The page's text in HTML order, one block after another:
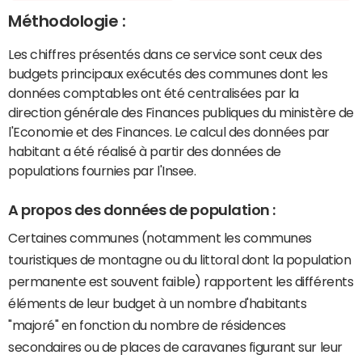
Méthodologie :
Les chiffres présentés dans ce service sont ceux des
budgets principaux exécutés des communes dont les
données comptables ont été centralisées par la
direction générale des Finances publiques du ministère de
l'Economie et des Finances. Le calcul des données par
habitant a été réalisé à partir des données de
populations fournies par l'Insee.
A propos des données de population :
Certaines communes (notamment les communes
touristiques de montagne ou du littoral dont la population
permanente est souvent faible) rapportent les différents
éléments de leur budget à un nombre d'habitants
"majoré" en fonction du nombre de résidences
secondaires ou de places de caravanes figurant sur leur